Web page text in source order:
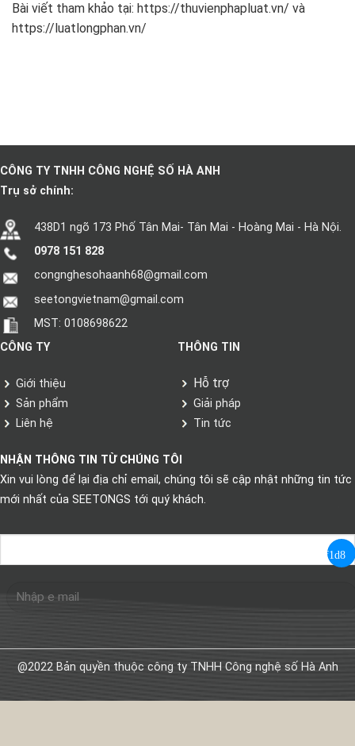
Bài viết tham khảo tại: https://thuvienphapluat.vn/ và
https://luatlongphan.vn/
CÔNG TY TNHH CÔNG NGHỆ SỐ HÀ ANH
Trụ sở chính:
438D1 ngõ 173 Phố Tân Mai- Tân Mai - Hoàng Mai - Hà Nội.
0978 151 828
congnghesohaanh68@gmail.com
seetongvietnam@gmail.com
MST: 0108698622
CÔNG TY
Giới thiệu
Sản phẩm
Liên hệ
THÔNG TIN
Hỗ trợ
Giải pháp
Tin tức
NHẬN THÔNG TIN TỪ CHÚNG TÔI
Xin vui lòng để lại địa chỉ email, chúng tôi sẽ cập nhật những tin tức
mới nhất của SEETONGS tới quý khách.
@2022 Bản quyền thuộc công ty TNHH Công nghệ số Hà Anh